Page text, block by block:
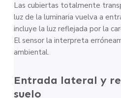
Las cubiertas totalmente
luz de la luminaria vuelva a
incluye la luz reflejada por la
El sensor la interpreta
ambiental.
Entrada lateral y
suelo